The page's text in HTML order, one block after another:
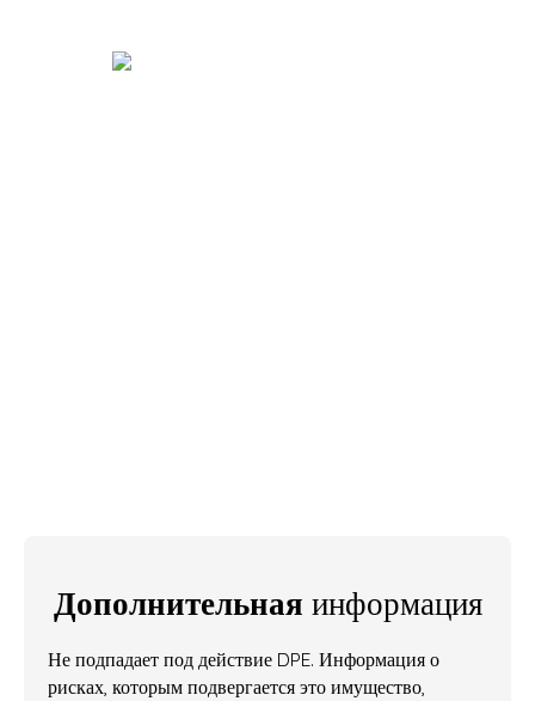
Дополнительная информация
Не подпадает под действие DPE. Информация о
рисках, которым подвергается это имущество,